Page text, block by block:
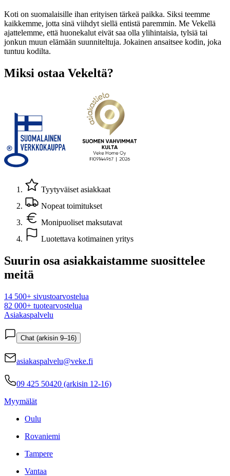
Koti on suomalaisille ihan erityisen tärkeä paikka. Siksi teemme
kaikkemme, jotta sinä viihdyt siellä entistä paremmin. Me Vekellä
ajattelemme, että huonekalut eivät saa olla ylihintaisia, tylsiä tai
jonkun muun elämään suunniteltuja. Jokainen ansaitsee kodin, joka
tuntuu kodilta.
Miksi ostaa Vekeltä?
Tyytyväiset asiakkaat
Nopeat toimitukset
Monipuoliset maksutavat
Luotettava kotimainen yritys
Suurin osa asiakkaistamme suosittelee
meitä
14 500+ sivustoarvostelua
82 000+ tuotearvostelua
Asiakaspalvelu
Chat (arkisin 9–16)
asiakaspalvelu@veke.fi
09 425 50420 (arkisin 12-16)
Myymälät
Oulu
Rovaniemi
Tampere
Vantaa